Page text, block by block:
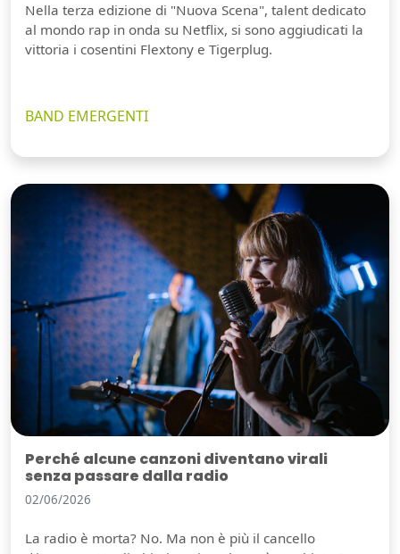
Nella terza edizione di "Nuova Scena", talent dedicato
al mondo rap in onda su Netflix, si sono aggiudicati la
vittoria i cosentini Flextony e Tigerplug.
BAND EMERGENTI
Perché alcune canzoni diventano virali
senza passare dalla radio
02/06/2026
La radio è morta? No. Ma non è più il cancello